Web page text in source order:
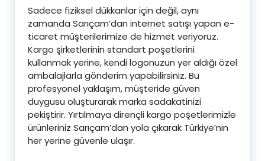
Sadece fiziksel dükkanlar için değil, aynı
zamanda Sarıçam’dan internet satışı yapan e-
ticaret müşterilerimize de hizmet veriyoruz.
Kargo şirketlerinin standart poşetlerini
kullanmak yerine, kendi logonuzun yer aldığı özel
ambalajlarla gönderim yapabilirsiniz. Bu
profesyonel yaklaşım, müşteride güven
duygusu oluşturarak marka sadakatinizi
pekiştirir. Yırtılmaya dirençli kargo poşetlerimizle
ürünleriniz Sarıçam’dan yola çıkarak Türkiye’nin
her yerine güvenle ulaşır.